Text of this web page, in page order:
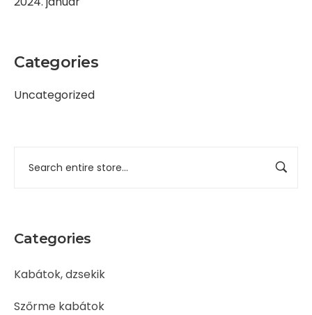
Categories
Uncategorized
Categories
Kabátok, dzsekik
Szőrme kabátok